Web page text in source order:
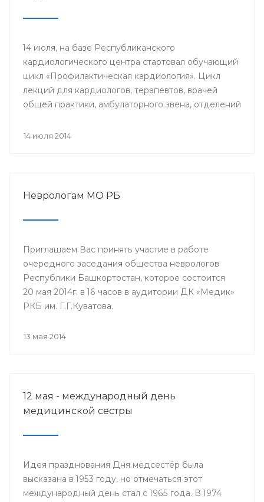
14 июля, на базе Республиканского
кардиологического центра стартовал обучающий
цикл «Профилактическая кардиология». Цикл
лекций для кардиологов, терапевтов, врачей
общей практики, амбулаторного звена, отделений
университетской клиники Лондона.
14 июля 2014
Неврологам МО РБ
Приглашаем Вас принять участие в работе
очередного заседания общества неврологов
Республики Башкортостан, которое состоится
20 мая 2014г. в 16 часов в аудитории ДК «Медик»
РКБ им. Г.Г.Куватова.
13 мая 2014
12 мая - международный день
медицинской сестры
Идея празднования Дня медсестёр была
высказана в 1953 году, но отмечаться этот
международный день стал с 1965 года. В 1974